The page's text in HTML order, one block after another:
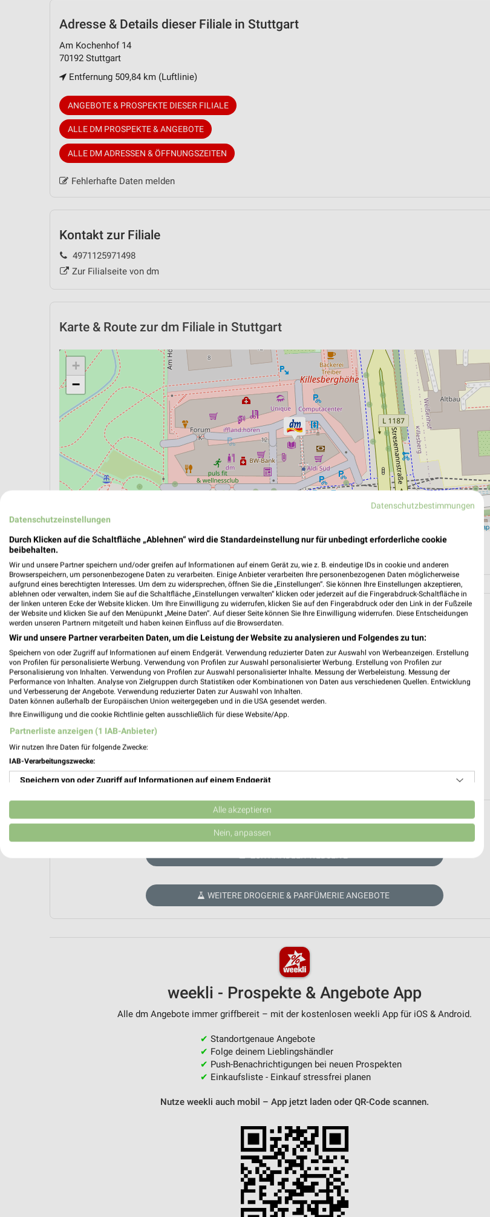
Adresse & Details dieser Filiale in Stuttgart
Am Kochenhof 14
70192 Stuttgart
Entfernung 509,84 km (Luftlinie)
ANGEBOTE & PROSPEKTE DIESER FILIALE
ALLE DM PROSPEKTE & ANGEBOTE
ALLE DM ADRESSEN & ÖFFNUNGSZEITEN
Fehlerhafte Daten melden
Kontakt zur Filiale
4971125971498
Zur Filialseite von dm
Karte & Route zur dm Filiale in Stuttgart
+
−
OpenStreetMap
Aktuell keine Prospekte vorhanden.
ZUR HÄNDLER-WEBSEITE
WEITERE DROGERIE & PARFÜMERIE ANGEBOTE
weekli - Prospekte & Angebote App
Alle dm Angebote immer griffbereit – mit der kostenlosen weekli App für iOS & Android.
✔ Standortgenaue Angebote
✔ Folge deinem Lieblingshändler
✔ Push-Benachrichtigungen bei neuen Prospekten
✔ Einkaufsliste - Einkauf stressfrei planen
Nutze weekli auch mobil – App jetzt laden oder QR-Code scannen.
Datenschutzbestimmungen
Datenschutzeinstellungen
Durch Klicken auf die Schaltfläche „Ablehnen“ wird die Standardeinstellung nur für unbedingt erforderliche cookie
beibehalten.
Wir und unsere Partner speichern und/oder greifen auf Informationen auf einem Gerät zu, wie z. B. eindeutige IDs in cookie und anderen
Browserspeichern, um personenbezogene Daten zu verarbeiten. Einige Anbieter verarbeiten Ihre personenbezogenen Daten möglicherweise
aufgrund eines berechtigten Interesses. Um dem zu widersprechen, öffnen Sie die „Einstellungen“. Sie können Ihre Einstellungen akzeptieren,
ablehnen oder verwalten, indem Sie auf die Schaltfläche „Einstellungen verwalten“ klicken oder jederzeit auf die Fingerabdruck-Schaltfläche in
der linken unteren Ecke der Website klicken. Um Ihre Einwilligung zu widerrufen, klicken Sie auf den Fingerabdruck oder den Link in der Fußzeile
der Website und klicken Sie auf den Menüpunkt „Meine Daten“. Auf dieser Seite können Sie Ihre Einwilligung widerrufen. Diese Entscheidungen
werden unseren Partnern mitgeteilt und haben keinen Einfluss auf die Browserdaten.
Wir und unsere Partner verarbeiten Daten, um die Leistung der Website zu analysieren und Folgendes zu tun:
Speichern von oder Zugriff auf Informationen auf einem Endgerät. Verwendung reduzierter Daten zur Auswahl von Werbeanzeigen. Erstellung
von Profilen für personalisierte Werbung. Verwendung von Profilen zur Auswahl personalisierter Werbung. Erstellung von Profilen zur
Personalisierung von Inhalten. Verwendung von Profilen zur Auswahl personalisierter Inhalte. Messung der Werbeleistung. Messung der
Performance von Inhalten. Analyse von Zielgruppen durch Statistiken oder Kombinationen von Daten aus verschiedenen Quellen. Entwicklung
und Verbesserung der Angebote. Verwendung reduzierter Daten zur Auswahl von Inhalten.
Daten können außerhalb der Europäischen Union weitergegeben und in die USA gesendet werden.
Ihre Einwilligung und die cookie Richtlinie gelten ausschließlich für diese Website/App.
Partnerliste anzeigen (1 IAB-Anbieter)
Wir nutzen Ihre Daten für folgende Zwecke:
IAB-Verarbeitungszwecke:
Speichern von oder Zugriff auf Informationen auf einem Endgerät
Verwendung reduzierter Daten zur Auswahl von Werbeanzeigen
Erstellung von Profilen für personalisierte Werbung
Verwendung von Profilen zur Auswahl personalisierter Inhalte
Analyse von Zielgruppen durch Statistiken oder Kombinationen von Daten aus verschiedenen
Entwicklung und Verbesserung der Angebote
Verwendung reduzierter Daten zur Auswahl von Inhalten
Geräte anhand von aktiv angeforderten Informationen identifizieren
Alle akzeptieren
Nein, anpassen